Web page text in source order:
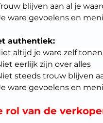
blijven aan al je
ware gevoelens en
authentiek:
altijd je ware zelf
eerlijk zijn over alles
steeds trouw blijven
ware gevoelens en
rol van de